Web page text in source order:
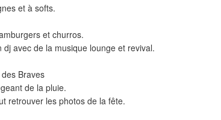
et à softs.
et churros.
avec de la musique lounge et revival.
Braves
de la pluie.
retrouver les photos de la fête.